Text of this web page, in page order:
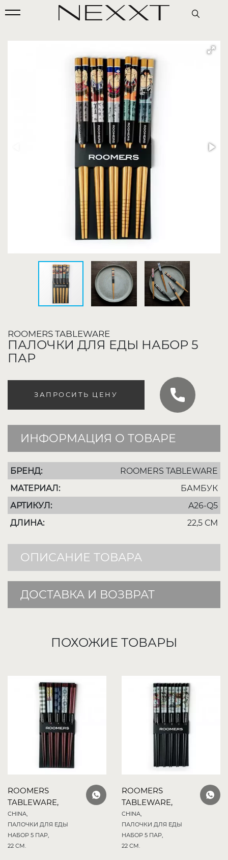
ROOMERS TABLEWARE
ПАЛОЧКИ ДЛЯ ЕДЫ НАБОР 5
ПАР
ЗАПРОСИТЬ ЦЕНУ
ИНФОРМАЦИЯ О ТОВАРЕ
БРЕНД:
ROOMERS TABLEWARE
МАТЕРИАЛ:
БАМБУК
АРТИКУЛ:
A26-Q5
ДЛИНА:
22,5 СМ
ОПИСАНИЕ ТОВАРА
ДОСТАВКА И ВОЗВРАТ
ПОХОЖИЕ ТОВАРЫ
ROOMERS
TABLEWARE,
CHINA,
ПАЛОЧКИ ДЛЯ ЕДЫ
НАБОР 5 ПАР,
22 СМ.
ROOMERS
TABLEWARE,
CHINA,
ПАЛОЧКИ ДЛЯ ЕДЫ
НАБОР 5 ПАР,
22 СМ.